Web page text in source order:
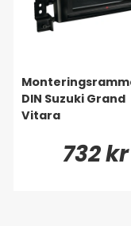
DIN Suzuki Grand
Vitara
732 kr